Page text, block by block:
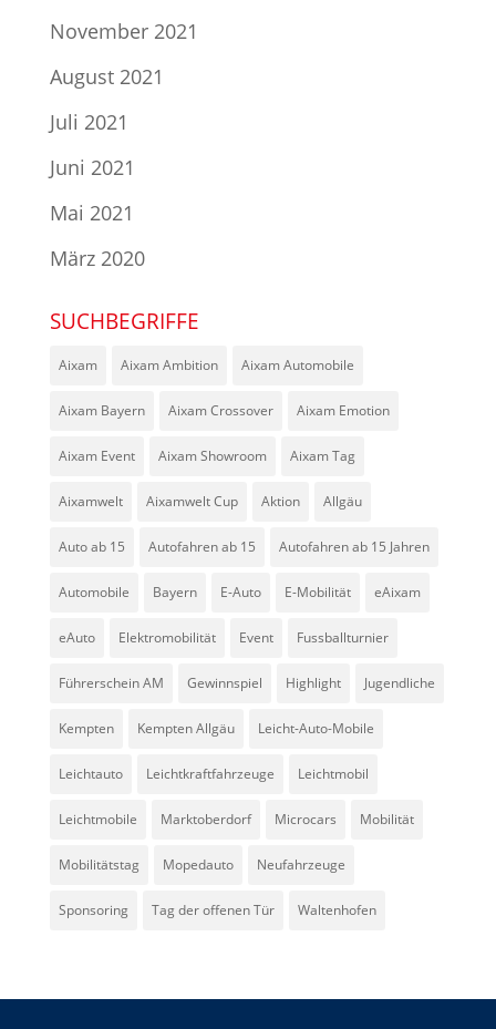
November 2021
August 2021
Juli 2021
Juni 2021
Mai 2021
März 2020
SUCHBEGRIFFE
Aixam Aixam Ambition Aixam Automobile
Aixam Bayern Aixam Crossover Aixam Emotion
Aixam Event Aixam Showroom Aixam Tag
Aixamwelt Aixamwelt Cup Aktion Allgäu
Auto ab 15 Autofahren ab 15 Autofahren ab 15 Jahren
Automobile Bayern E-Auto E-Mobilität eAixam
eAuto Elektromobilität Event Fussballturnier
Führerschein AM Gewinnspiel Highlight Jugendliche
Kempten Kempten Allgäu Leicht-Auto-Mobile
Leichtauto Leichtkraftfahrzeuge Leichtmobil
Leichtmobile Marktoberdorf Microcars Mobilität
Mobilitätstag Mopedauto Neufahrzeuge
Sponsoring Tag der offenen Tür Waltenhofen